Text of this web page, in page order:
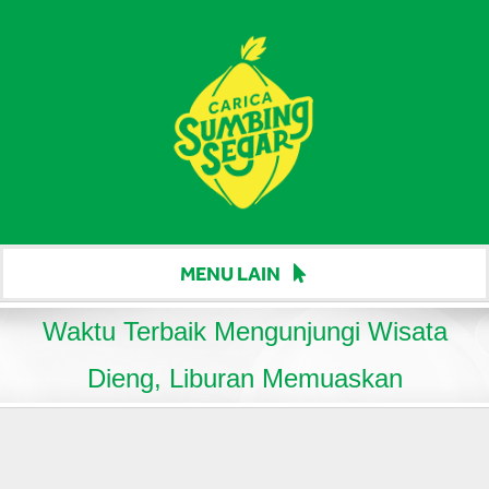
MENU LAIN
Beranda
Harga
Waktu Terbaik Mengunjungi Wisata
Dieng, Liburan Memuaskan